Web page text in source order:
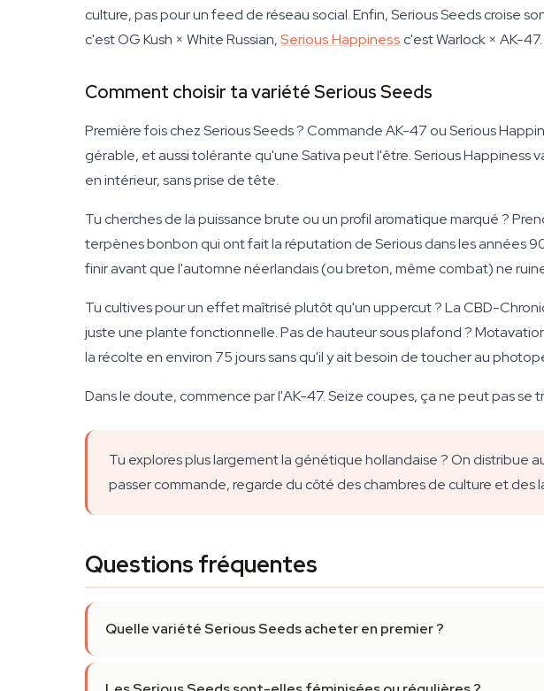
culture, pas pour un feed de réseau social. Enfin, Serious Seeds croise
c'est OG Kush × White Russian,Serious Happiness c'est Warlock × AK-
Comment choisir ta variété Serious Seeds
Première fois chez Serious Seeds ? Commande AK-47 ou Serious
gérable, et aussi tolérante qu'une Sativa peut l'être. Serious Happiness
en intérieur, sans prise de tête.
Tu cherches de la puissance brute ou un profil aromatique marqué ?
terpènes bonbon qui ont fait la réputation de Serious dans les années
finir avant que l'automne néerlandais (ou breton, même combat) ne
Tu cultives pour un effet maîtrisé plutôt qu'un uppercut ? La CBD-
juste une plante fonctionnelle. Pas de hauteur sous plafond ?
la récolte en environ 75 jours sans qu'il y ait besoin de toucher au
Dans le doute, commence par l'AK-47. Seize coupes, ça ne peut pas se
Tu explores plus largement la génétique hollandaise ? On distribue
passer commande, regarde du côté des chambres de culture et des
Questions fréquentes
Quelle variété Serious Seeds acheter en premier ?